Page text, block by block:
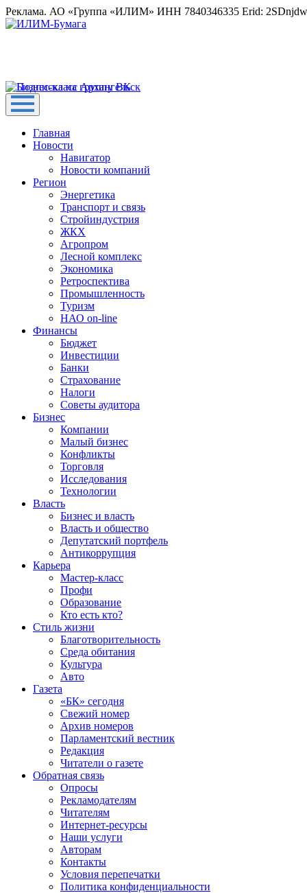
Реклама. АО «Группа «ИЛИМ» ИНН 7840346335 Erid:
Главная
Новости
Навигатор
Новости компаний
Регион
Энергетика
Транспорт и связь
Стройиндустрия
ЖКХ
Агропром
Лесной комплекс
Экономика
Ретроспектива
Промышленность
Туризм
НАО on-line
Финансы
Бюджет
Инвестиции
Банки
Страхование
Налоги
Советы аудитора
Бизнес
Компании
Малый бизнес
Конфликты
Торговля
Исследования
Технологии
Власть
Бизнес и власть
Власть и общество
Депутатский портфель
Антикоррупция
Карьера
Мастер-класс
Профи
Образование
Кто есть кто?
Стиль жизни
Благотворительность
Среда обитания
Культура
Авто
Газета
«БК» сегодня
Свежий номер
Архив номеров
Парламентский вестник
Редакция
Читатели о газете
Обратная связь
Опросы
Рекламодателям
Читателям
Интернет-ресурсы
Наши услуги
Авторам
Контакты
Условия перепечатки
Политика конфиденциальности